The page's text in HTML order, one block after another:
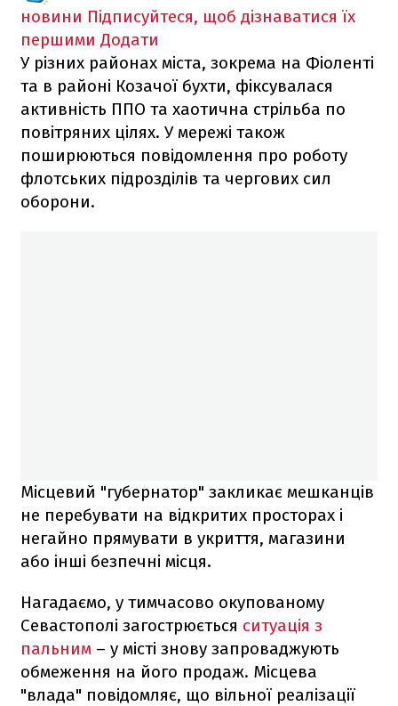
новини Підписуйтеся, щоб дізнаватися їх
першими Додати
У різних районах міста, зокрема на Фіоленті
та в районі Козачої бухти, фіксувалася
активність ППО та хаотична стрільба по
повітряних цілях. У мережі також
поширюються повідомлення про роботу
флотських підрозділів та чергових сил
оборони.
Місцевий "губернатор" закликає мешканців
не перебувати на відкритих просторах і
негайно прямувати в укриття, магазини
або інші безпечні місця.
Нагадаємо, у тимчасово окупованому
Севастополі загострюється ситуація з
пальним – у місті знову запроваджують
обмеження на його продаж. Місцева
"влада" повідомляє, що вільної реалізації